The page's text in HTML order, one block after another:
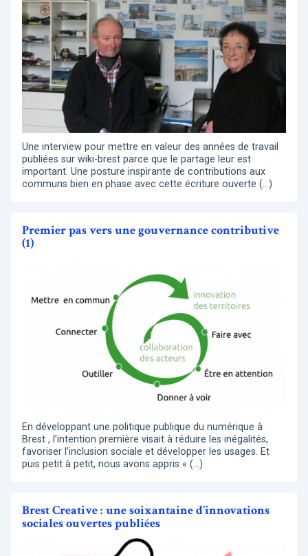
Une interview pour mettre en valeur des années de travail
publiées sur wiki-brest parce que le partage leur est
important. Une posture inspirante de contributions aux
communs bien en phase avec cette écriture ouverte (…)
Premier pas vers une gouvernance contributive
(1)
En développant une politique publique du numérique à
Brest , l’intention première visait à réduire les inégalités,
favoriser l’inclusion sociale et développer les usages. Et
puis petit à petit, nous avons appris « (…)
Brest Creative : une soixantaine d’innovations
sociales ouvertes publiées